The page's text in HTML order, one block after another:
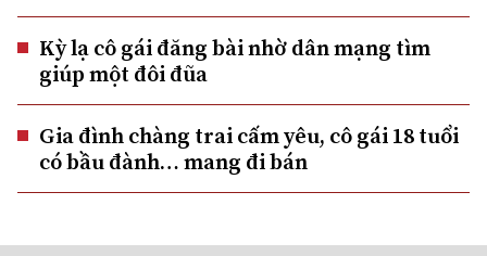
Kỳ lạ cô gái đăng bài nhờ dân mạng tìm
giúp một đôi đũa
Gia đình chàng trai cấm yêu, cô gái 18 tuổi
có bầu đành… mang đi bán